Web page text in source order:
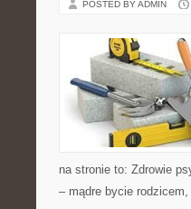
POSTED BY ADMIN
na stronie to: Zdrowie
– mądre bycie